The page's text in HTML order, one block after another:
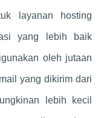
layanan hosting
yang lebih baik
oleh jutaan
yang dikirim dari
lebih kecil